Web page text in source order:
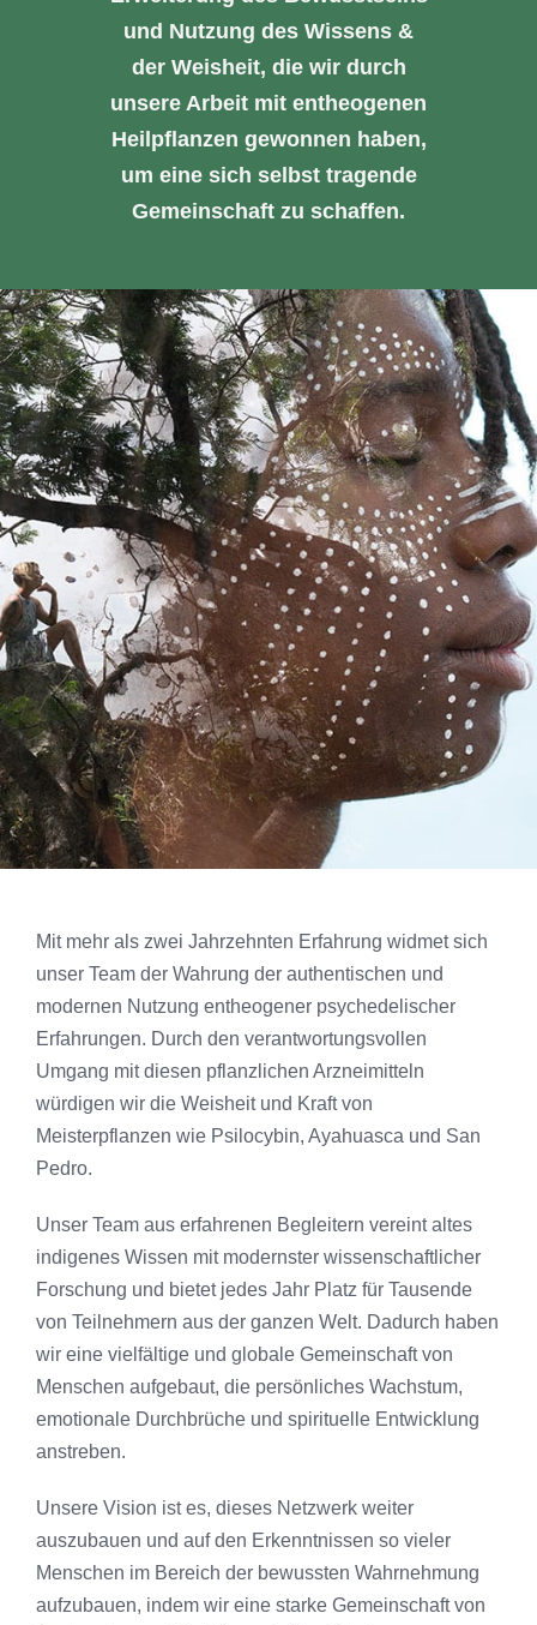
Cart
und Nutzung des Wissens &
der Weisheit, die wir durch
unsere Arbeit mit entheogenen
Heilpflanzen gewonnen haben,
um eine sich selbst tragende
Gemeinschaft zu schaffen.
Mit mehr als zwei Jahrzehnten Erfahrung widmet sich
unser Team der Wahrung der authentischen und
modernen Nutzung entheogener psychedelischer
Erfahrungen. Durch den verantwortungsvollen
Umgang mit diesen pflanzlichen Arzneimitteln
würdigen wir die Weisheit und Kraft von
Meisterpflanzen wie Psilocybin, Ayahuasca und San
Pedro.
Unser Team aus erfahrenen Begleitern vereint altes
indigenes Wissen mit modernster wissenschaftlicher
Forschung und bietet jedes Jahr Platz für Tausende
von Teilnehmern aus der ganzen Welt. Dadurch haben
wir eine vielfältige und globale Gemeinschaft von
Menschen aufgebaut, die persönliches Wachstum,
emotionale Durchbrüche und spirituelle Entwicklung
anstreben.
Unsere Vision ist es, dieses Netzwerk weiter
auszubauen und auf den Erkenntnissen so vieler
Menschen im Bereich der bewussten Wahrnehmung
aufzubauen, indem wir eine starke Gemeinschaft von